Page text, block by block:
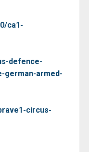
ca1-
defence-
german-armed-
circus-